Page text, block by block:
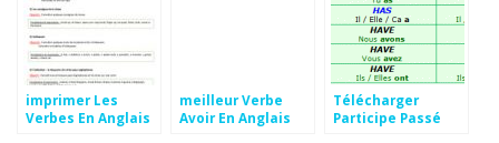
imprimer Les
Verbes En Anglais
meilleur Verbe
Avoir En Anglais
Télécharger
Participe Passé